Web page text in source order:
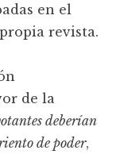
en el
revista.
de la
deberían
de poder,